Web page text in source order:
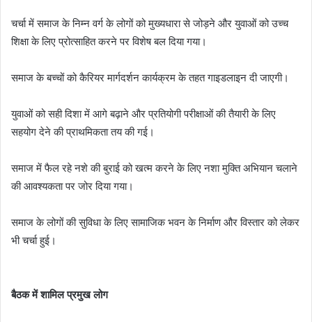
चर्चा में समाज के निम्न वर्ग के लोगों को मुख्यधारा से जोड़ने और युवाओं को उच्च
शिक्षा के लिए प्रोत्साहित करने पर विशेष बल दिया गया।
समाज के बच्चों को कैरियर मार्गदर्शन कार्यक्रम के तहत गाइडलाइन दी जाएगी।
युवाओं को सही दिशा में आगे बढ़ाने और प्रतियोगी परीक्षाओं की तैयारी के लिए
सहयोग देने की प्राथमिकता तय की गई।
समाज में फैल रहे नशे की बुराई को खत्म करने के लिए नशा मुक्ति अभियान चलाने
की आवश्यकता पर जोर दिया गया।
समाज के लोगों की सुविधा के लिए सामाजिक भवन के निर्माण और विस्तार को लेकर
भी चर्चा हुई।
बैठक में शामिल प्रमुख लोग